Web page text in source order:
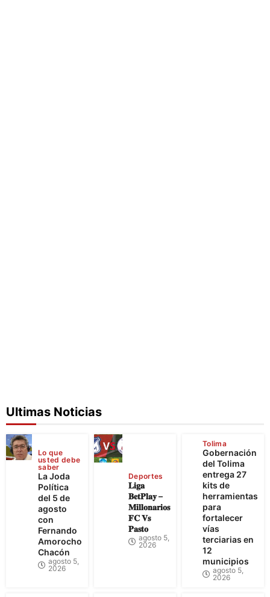
Ultimas Noticias
Lo que
usted debe
saber
La Joda
Política
del 5 de
agosto
con
Fernando
Amorocho
Chacón
agosto 5,
2026
Deportes
𝐋𝐢𝐠𝐚
𝐁𝐞𝐭𝐏𝐥𝐚𝐲 –
𝐌𝐢𝐥𝐥𝐨𝐧𝐚𝐫𝐢𝐨𝐬
𝐅𝐂 𝐕𝐬
𝐏𝐚𝐬𝐭𝐨
agosto 5,
2026
Tolima
Gobernación
del Tolima
entrega 27
kits de
herramientas
para
fortalecer
vías
terciarias en
12
municipios
agosto 5,
2026